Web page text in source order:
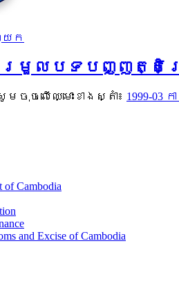
យក
ែសម្រួលបទបញ្ញត្
ចលើឈ្មោះខាងស្តាំ៖ 1999-
of Cambodia
and Excise of Cambodia